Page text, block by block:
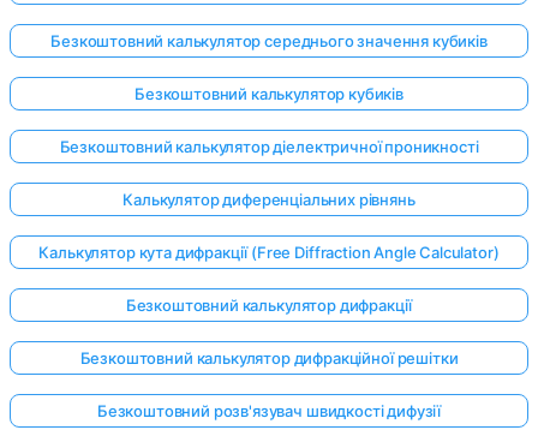
Увійдіть
тут!
Безкоштовний калькулятор середнього значення кубиків
Безкоштовний калькулятор кубиків
Безкоштовний калькулятор діелектричної проникності
Калькулятор диференціальних рівнянь
Калькулятор кута дифракції (Free Diffraction Angle Calculator)
Безкоштовний калькулятор дифракції
Безкоштовний калькулятор дифракційної решітки
Безкоштовний розв'язувач швидкості дифузії